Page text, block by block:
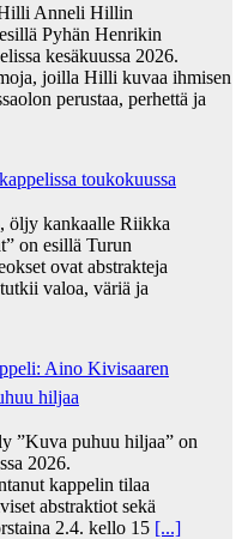
Anneli Hillin
Pyhän Henrikin
kesäkuussa 2026.
joilla Hilli kuvaa ihmisen
perustaa, perhettä ja
toukokuussa
öljy kankaalle Riikka
on esillä Turun
ovat abstrakteja
valoa, väriä ja
Aino Kivisaaren
hiljaa
”Kuva puhuu hiljaa” on
2026.
kappelin tilaa
abstraktiot sekä
2.4. kello 15 [...]